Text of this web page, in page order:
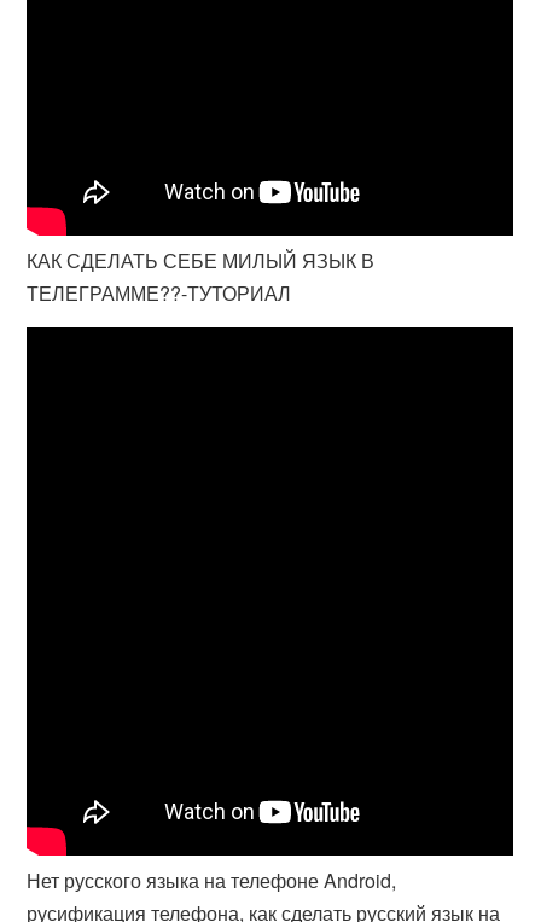
КАК СДЕЛАТЬ СЕБЕ МИЛЫЙ ЯЗЫК В
ТЕЛЕГРАММЕ??-ТУТОРИАЛ
Нет русского языка на телефоне Android,
русификация телефона, как сделать русский язык на